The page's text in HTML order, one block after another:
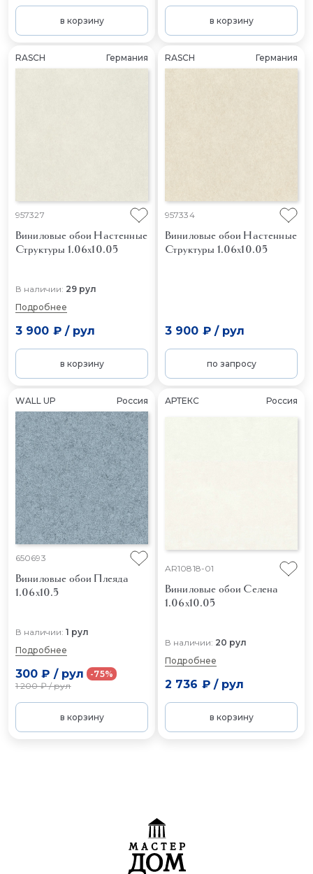
в корзину в корзину
RASCH Германия
957327
Виниловые обои Настенные
Структуры 1.06x10.05
В наличии: 29 рул
Подробнее
3 900 ₽/ рул
в корзину
RASCH Германия
957334
Виниловые обои Настенные
Структуры 1.06x10.05
3 900 ₽/ рул
по запросу
WALL UP Россия
650693
Виниловые обои Плеяда
1.06x10.5
В наличии: 1 рул
Подробнее
300 ₽ / рул
1 200 ₽/рул
-75%
в корзину
АРТЕКС Россия
AR10818-01
Виниловые обои Селена
1.06x10.05
В наличии: 20 рул
Подробнее
2 736 ₽/ рул
в корзину